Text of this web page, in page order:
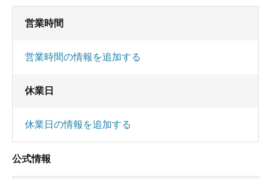
営業時間
営業時間の情報を追加する
休業日
休業日の情報を追加する
公式情報